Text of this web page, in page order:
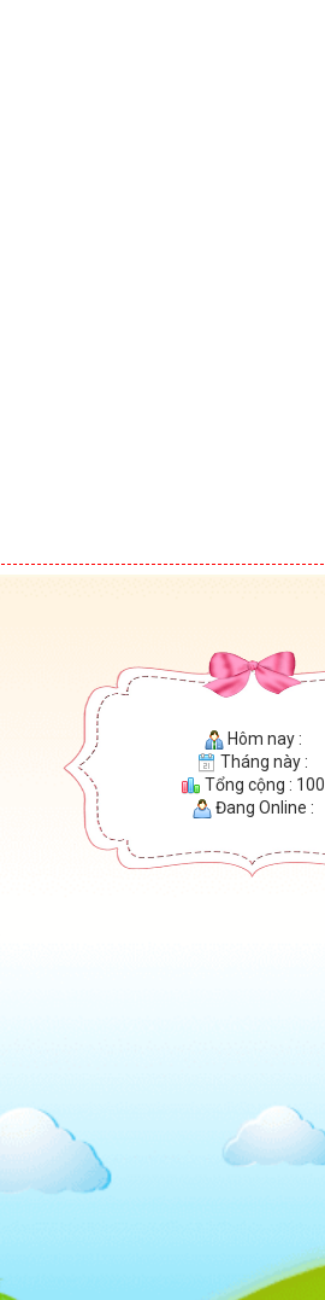
Hôm nay :
Tháng này :
Tổng cộng : 100
Đang Online :